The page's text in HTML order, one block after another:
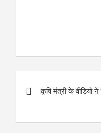
s
कृषि मंत्री के वीडियो